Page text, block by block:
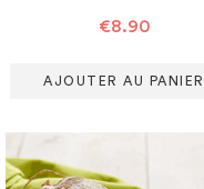
€8.90
AJOUTER AU PANIER